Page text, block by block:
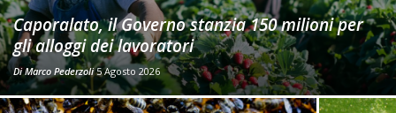
Caporalato, il Governo stanzia 150 milioni per
gli alloggi dei lavoratori
DiMarco Pederzoli 5 Agosto 2026